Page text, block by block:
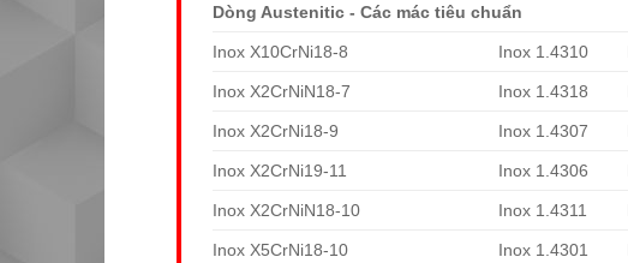
Dòng Austenitic - Các mác tiêu chuẩn
Inox X10CrNi18-8 Inox 1.4310
Inox X2CrNiN18-7 Inox 1.4318
Inox X2CrNi18-9 Inox 1.4307
Inox X2CrNi19-11 Inox 1.4306
Inox X2CrNiN18-10 Inox 1.4311
Inox X5CrNi18-10 Inox 1.4301